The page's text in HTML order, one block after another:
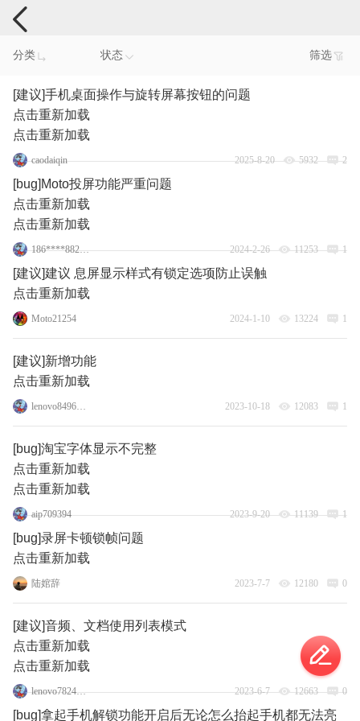
手机反馈
分类 状态 筛选
[建议]手机桌面操作与旋转屏幕按钮的问题
点击重新加载
点击重新加载
caodaiqin 2025-8-20 5932 2
[bug]Moto投屏功能严重问题
点击重新加载
点击重新加载
186****8820_6 2024-2-26 11253 1
[建议]建议 息屏显示样式有锁定选项防止误触
点击重新加载
Moto21254 2024-1-10 13224 1
[建议]新增功能
点击重新加载
lenovo84966116 2023-10-18 12083 1
[bug]淘宝字体显示不完整
点击重新加载
点击重新加载
aip709394 2023-9-20 11139 1
[bug]录屏卡顿锁帧问题
点击重新加载
陆婠辞 2023-7-7 12180 0
[建议]音频、文档使用列表模式
点击重新加载
点击重新加载
lenovo78248034 2023-6-7 12663 0
[bug]拿起手机解锁功能开启后无论怎么抬起手机都无法亮